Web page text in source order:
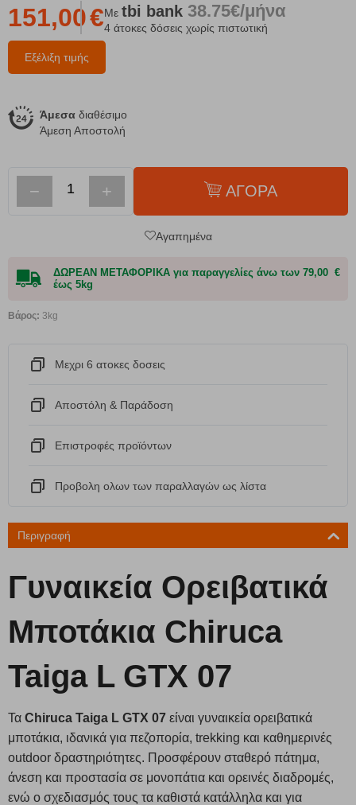
Εξέλιξη τιμής
151,00€Με tbi bank 38.75€/μήνα
4 άτοκες δόσεις χωρίς πιστωτική
Άμεσα διαθέσιμο
Άμεση Αποστολή
− + ΑΓΟΡΑ
Αγαπημένα
ΔΩΡΕΑΝ ΜΕΤΑΦΟΡΙΚΑ για παραγγελίες άνω των 79,00 €
έως 5kg
Βάρος: 3kg
Μεχρι 6 ατοκες δοσεις
Αποστόλη & Παράδοση
Eπιστροφές προϊόντων
Προβολη ολων των παραλλαγών ως λίστα
Περιγραφή
Γυναικεία Ορειβατικά
Μποτάκια Chiruca
Taiga L GTX 07
Τα Chiruca Taiga L GTX 07 είναι γυναικεία ορειβατικά
μποτάκια, ιδανικά για πεζοπορία, trekking και καθημερινές
outdoor δραστηριότητες. Προσφέρουν σταθερό πάτημα,
άνεση και προστασία σε μονοπάτια και ορεινές διαδρομές,
ενώ ο σχεδιασμός τους τα καθιστά κατάλληλα και για